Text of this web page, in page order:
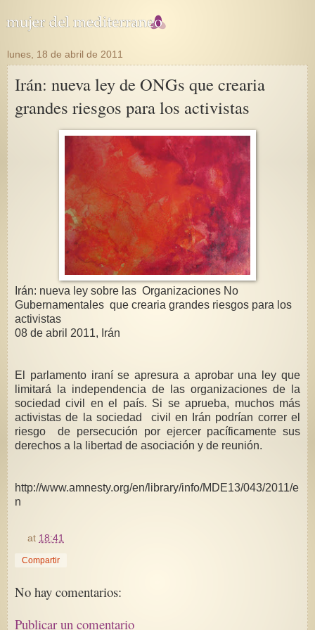
lunes, 18 de abril de 2011
Irán: nueva ley de ONGs que crearia
grandes riesgos para los activistas
Irán: nueva ley sobre las Organizaciones No
Gubernamentales que crearia grandes riesgos para los
activistas
08 de abril 2011, Irán
El parlamento iraní se apresura a aprobar una ley que
limitará la independencia de las organizaciones de la
sociedad civil en el país. Si se aprueba, muchos más
activistas de la sociedad civil en Irán podrían correr el
riesgo de persecución por ejercer pacíficamente sus
derechos a la libertad de asociación y de reunión.
http://www.amnesty.org/en/library/info/MDE13/043/2011/e
n
at 18:41
Compartir
No hay comentarios:
Publicar un comentario